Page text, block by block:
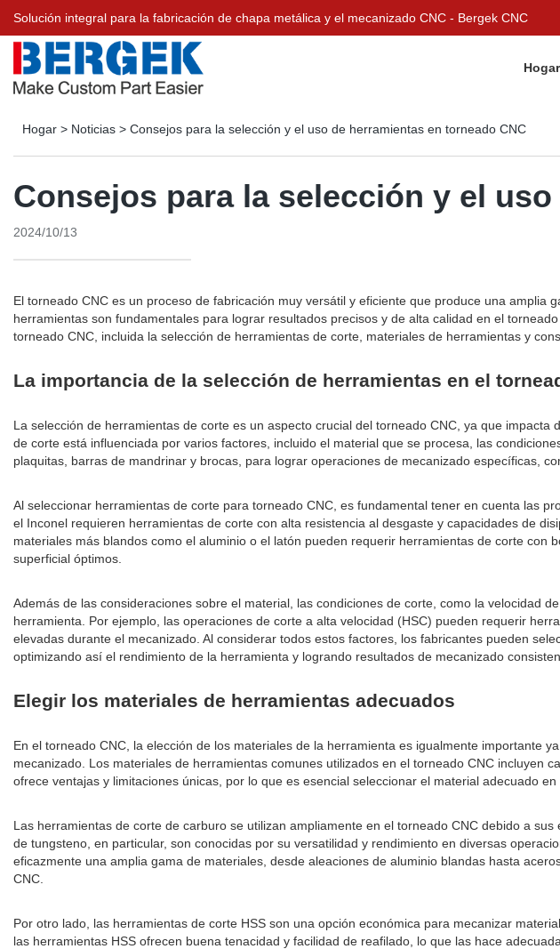
Solución integral para la fabricación de chapa metálica y el mecanizado CNC - Bergek CNC
Hogar
Hogar > Noticias > Consejos para la selección y el uso de herramientas en torneado CNC
Consejos para la selección y el
2024/10/13
El torneado CNC es un proceso de fabricación muy versátil y eficiente que produce una
herramientas son fundamentales para lograr resultados precisos y de alta calidad en el
torneado CNC, incluida la selección de herramientas de corte, materiales de herramientas y
La importancia de la selección de herramientas en el
La selección de herramientas de corte es un aspecto crucial del torneado CNC, ya que
de corte está influenciada por varios factores, incluido el material que se procesa, las
plaquitas, barras de mandrinar y brocas, para lograr operaciones de mecanizado específicas,
Al seleccionar herramientas de corte para torneado CNC, es fundamental tener en cuenta las
el Inconel requieren herramientas de corte con alta resistencia al desgaste y capacidades de
materiales más blandos como el aluminio o el latón pueden requerir herramientas de corte
superficial óptimos.
Además de las consideraciones sobre el material, las condiciones de corte, como la velocidad
herramienta. Por ejemplo, las operaciones de corte a alta velocidad (HSC) pueden requerir
elevadas durante el mecanizado. Al considerar todos estos factores, los fabricantes pueden
optimizando así el rendimiento de la herramienta y logrando resultados de mecanizado
Elegir los materiales de herramientas adecuados
En el torneado CNC, la elección de los materiales de la herramienta es igualmente importante
mecanizado. Los materiales de herramientas comunes utilizados en el torneado CNC incluyen
ofrece ventajas y limitaciones únicas, por lo que es esencial seleccionar el material adecuado
Las herramientas de corte de carburo se utilizan ampliamente en el torneado CNC debido a
de tungsteno, en particular, son conocidas por su versatilidad y rendimiento en diversas
eficazmente una amplia gama de materiales, desde aleaciones de aluminio blandas hasta
CNC.
Por otro lado, las herramientas de corte HSS son una opción económica para mecanizar
las herramientas HSS ofrecen buena tenacidad y facilidad de reafilado, lo que las hace